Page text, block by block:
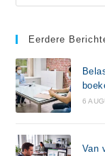
Eerdere
6
Van